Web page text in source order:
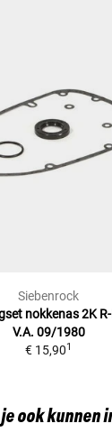
Siebenrock
nokkenas2K
V.A. 09/1980
€ 15,901
ook kunnen